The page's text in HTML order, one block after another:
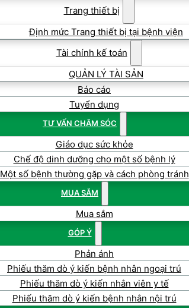
Trang thiết bị
Định mức Trang thiết bị tại bệnh viện
Tài chính kế toán
QUẢN LÝ TÀI SẢN
Báo cáo
Tuyển dụng
TƯ VẤN CHĂM SÓC
Giáo dục sức khỏe
Chế độ dinh dưỡng cho một số bệnh lý
Một số bệnh thường gặp và cách phòng tránh
MUA SẮM
Mua sắm
GÓP Ý
Phản ánh
Phiếu thăm dò ý kiến bệnh nhân ngoại trú
Phiếu thăm dò ý kiến nhân viên y tế
Phiếu thăm dò ý kiến bệnh nhân nội trú